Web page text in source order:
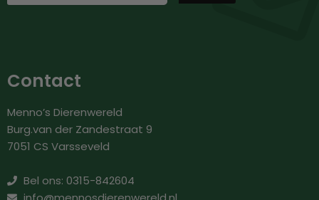
Contact
Menno’s Dierenwereld
Burg.van der Zandestraat 9
7051 CS Varsseveld
Bel ons: 0315-842604